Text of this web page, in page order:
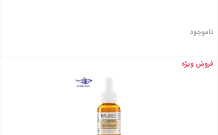
ناموجود
بستن
فروش ویژه